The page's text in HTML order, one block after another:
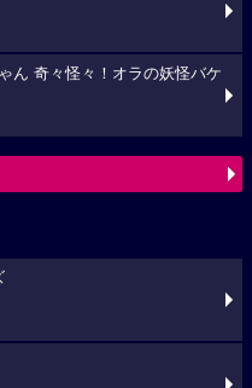
ん 奇々怪々！オラの妖怪バケ